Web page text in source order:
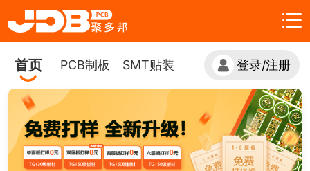
首页 PCB制板 SMT贴装 登录/注册